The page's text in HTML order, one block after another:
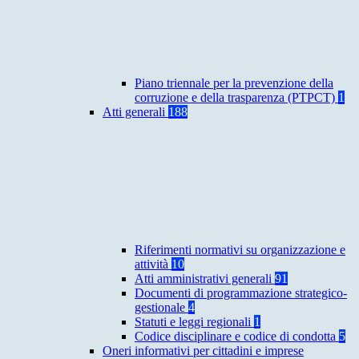
Piano triennale per la prevenzione della
corruzione e della trasparenza (PTPCT) 1
Atti generali 188
Riferimenti normativi su organizzazione e
attività 10
Atti amministrativi generali 91
Documenti di programmazione strategico-
gestionale 4
Statuti e leggi regionali 1
Codice disciplinare e codice di condotta 5
Oneri informativi per cittadini e imprese